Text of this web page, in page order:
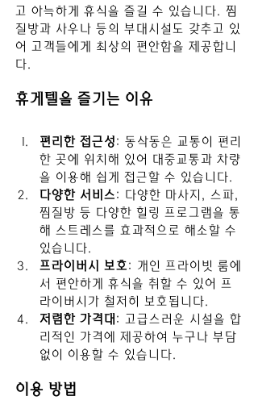
고 아늑하게 휴식을 즐길 수 있습니다. 찜
질방과 사우나 등의 부대시설도 갖추고 있
어 고객들에게 최상의 편안함을 제공합니
다.
휴게텔을 즐기는 이유
편리한 접근성: 동삭동은 교통이 편리
한 곳에 위치해 있어 대중교통과 차량
을 이용해 쉽게 접근할 수 있습니다.
다양한 서비스: 다양한 마사지, 스파,
찜질방 등 다양한 힐링 프로그램을 통
해 스트레스를 효과적으로 해소할 수
있습니다.
프라이버시 보호: 개인 프라이빗 룸에
서 편안하게 휴식을 취할 수 있어 프
라이버시가 철저히 보호됩니다.
저렴한 가격대 : 고급스러운 시설을 합
리적인 가격에 제공하여 누구나 부담
없이 이용할 수 있습니다.
이용 방법